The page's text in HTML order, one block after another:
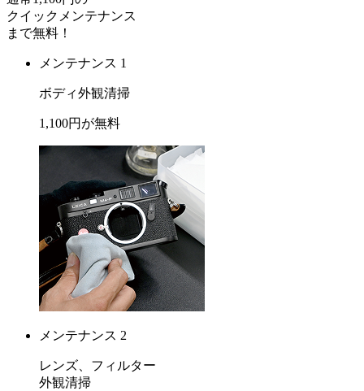
クイックメンテナンス
まで無料 ！
メンテナンス 1
ボディ外観清掃
1,100円が無料
メンテナンス 2
レンズ、フィルター
外観清掃